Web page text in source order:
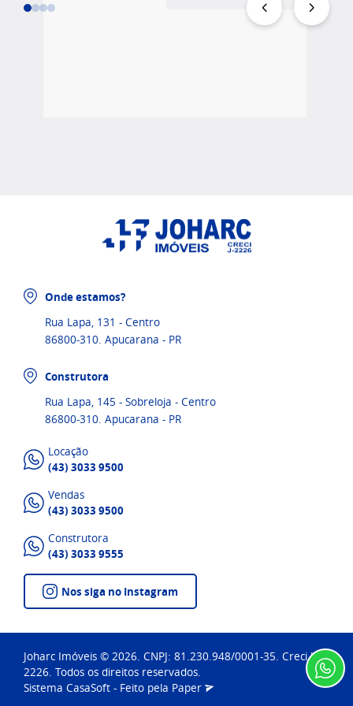
Onde estamos?
Rua Lapa, 131 - Centro
86800-310. Apucarana - PR
Construtora
Rua Lapa, 145 - Sobreloja - Centro
86800-310. Apucarana - PR
Locação
(43) 3033 9500
Vendas
(43) 3033 9500
Construtora
(43) 3033 9555
Nos siga no Instagram
Joharc Imóveis © 2026. CNPJ: 81.230.948/0001-35. Creci J-
2226. Todos os direitos reservados.
Sistema CasaSoft - Feito pela Paper